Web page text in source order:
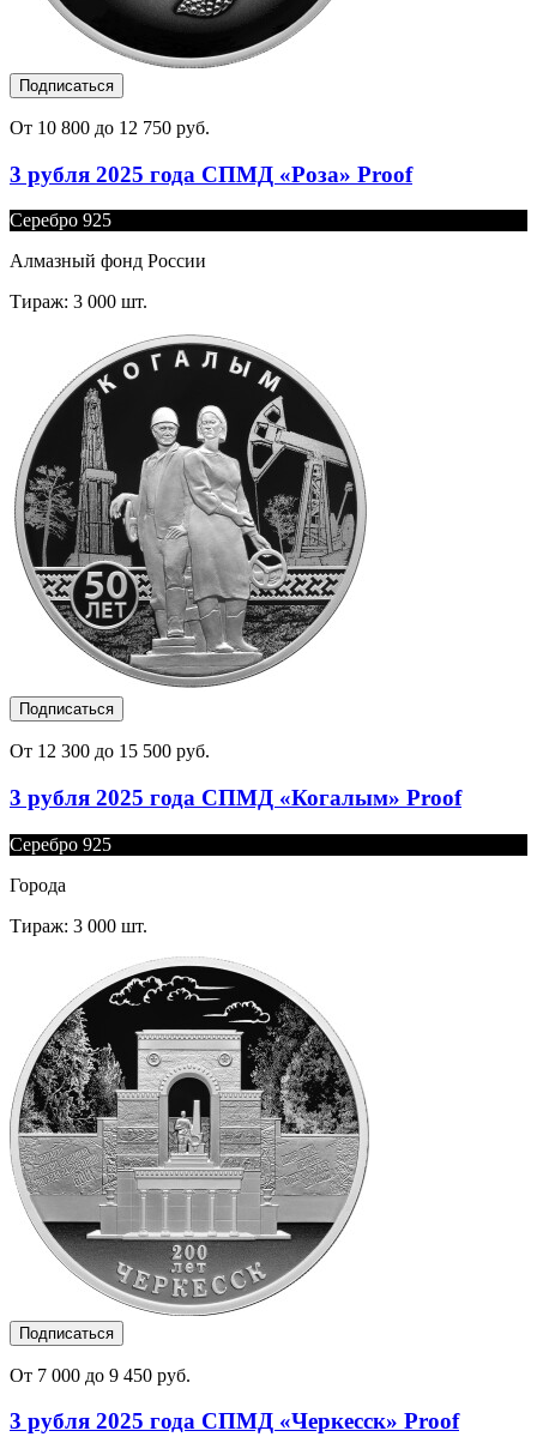
Подписаться
От 10 800 до 12 750 руб.
3 рубля 2025 года СПМД «Роза» Proof
Серебро 925
Алмазный фонд России
Тираж: 3 000 шт.
Подписаться
От 12 300 до 15 500 руб.
3 рубля 2025 года СПМД «Когалым» Proof
Серебро 925
Города
Тираж: 3 000 шт.
Подписаться
От 7 000 до 9 450 руб.
3 рубля 2025 года СПМД «Черкесск» Proof